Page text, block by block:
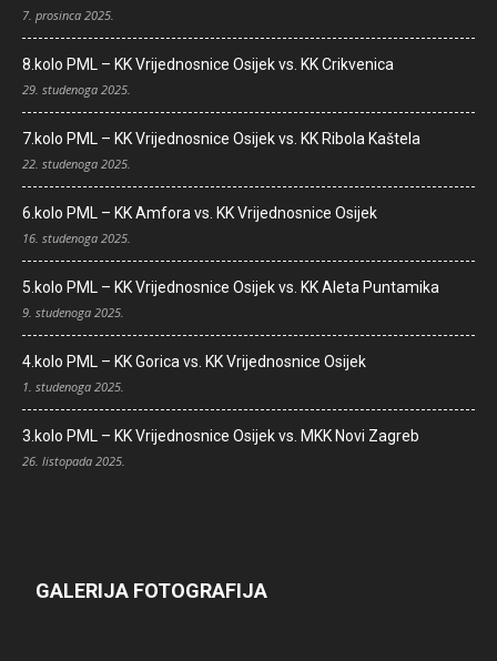
7. prosinca 2025.
8.kolo PML – KK Vrijednosnice Osijek vs. KK Crikvenica
29. studenoga 2025.
7.kolo PML – KK Vrijednosnice Osijek vs. KK Ribola Kaštela
22. studenoga 2025.
6.kolo PML – KK Amfora vs. KK Vrijednosnice Osijek
16. studenoga 2025.
5.kolo PML – KK Vrijednosnice Osijek vs. KK Aleta Puntamika
9. studenoga 2025.
4.kolo PML – KK Gorica vs. KK Vrijednosnice Osijek
1. studenoga 2025.
3.kolo PML – KK Vrijednosnice Osijek vs. MKK Novi Zagreb
26. listopada 2025.
GALERIJA FOTOGRAFIJA